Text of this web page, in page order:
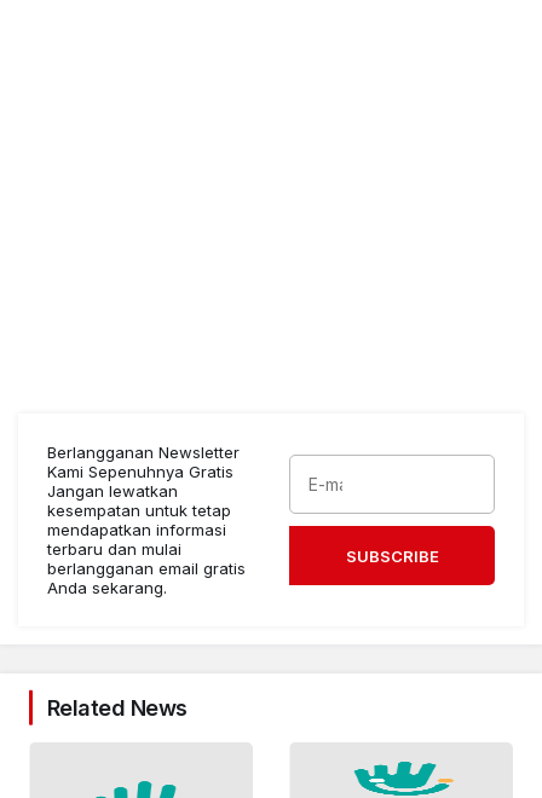
Berlangganan Newsletter
Kami Sepenuhnya Gratis
Jangan lewatkan
kesempatan untuk tetap
mendapatkan informasi
terbaru dan mulai
berlangganan email gratis
Anda sekarang.
SUBSCRIBE
Related News